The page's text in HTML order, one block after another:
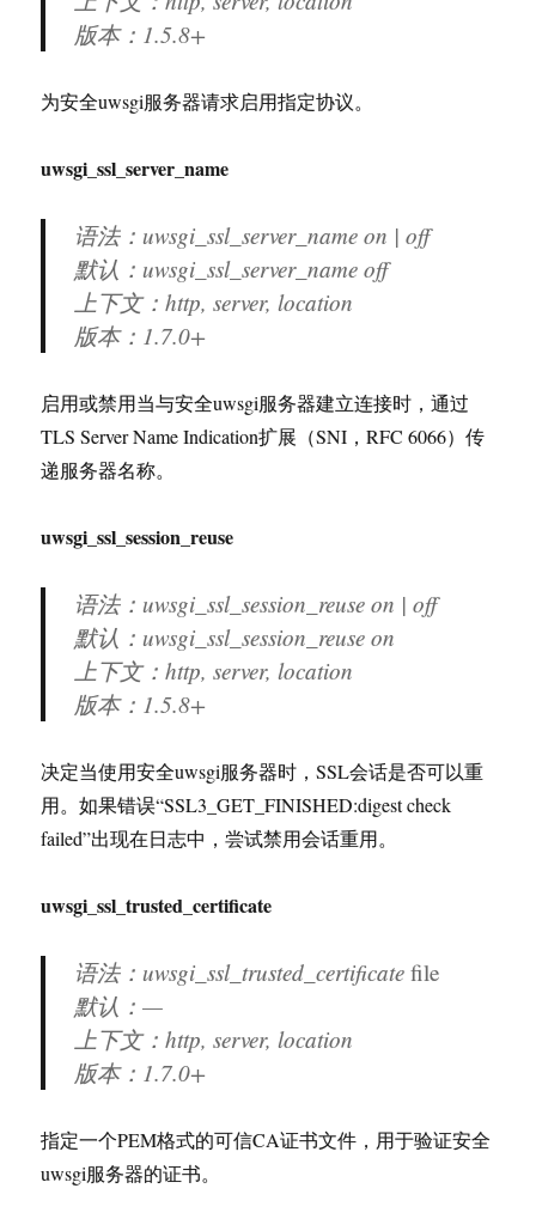
版本： 1.5.8+
为安全uwsgi服务器请求启用指定协议。
uwsgi_ssl_server_name
语法：uwsgi_ssl_server_name on | off
默认：uwsgi_ssl_server_name off
上下文：http, server, location
版本： 1.7.0+
启用或禁用当与安全uwsgi服务器建立连接时，通过
TLS Server Name Indication扩展（SNI，RFC 6066）传
递服务器名称。
uwsgi_ssl_session_reuse
语法：uwsgi_ssl_session_reuse on | off
默认：uwsgi_ssl_session_reuse on
上下文：http, server, location
版本： 1.5.8+
决定当使用安全uwsgi服务器时，SSL会话是否可以重
用。如果错误“SSL3_GET_FINISHED:digest check
failed”出现在日志中，尝试禁用会话重用。
uwsgi_ssl_trusted_certificate
语法：uwsgi_ssl_trusted_certificatefile
默认：—
上下文：http, server, location
版本： 1.7.0+
指定一个PEM格式的可信CA证书文件，用于验证安全
uwsgi服务器的证书。